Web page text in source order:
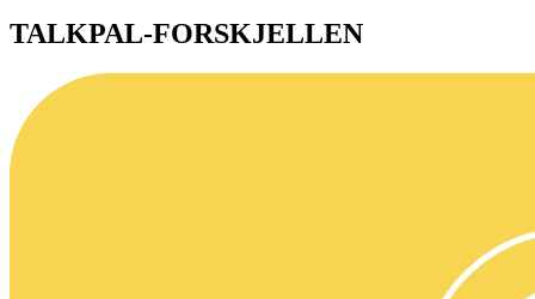
TALKPAL-FORSKJELLEN